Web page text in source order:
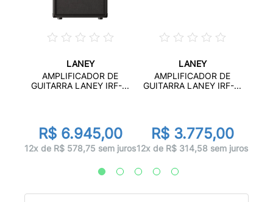
LANEY
AMPLIFICADOR DE
GUITARRA LANEY IRF-...
R$ 6.945,00
12x de R$ 578,75 sem juros
LANEY
AMPLIFICADOR DE
GUITARRA LANEY IRF-...
R$ 3.775,00
12x de R$ 314,58 sem juros